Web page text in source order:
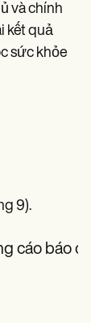
và chính
kết quả
sức khỏe
9).
cáo báo